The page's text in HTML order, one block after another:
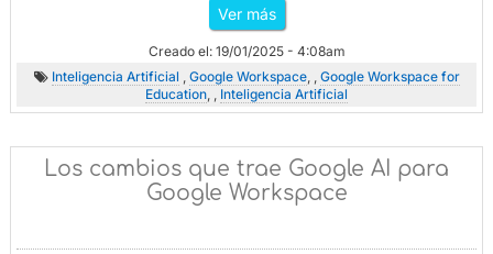
Ver más
Creado el: 19/01/2025 - 4:08am
Inteligencia Artificial
Google Workspace, , Google Workspace for
Education
Inteligencia Artificial
Los cambios que trae Google AI para
Google Workspace